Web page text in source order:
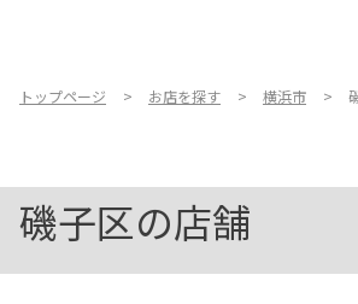
新車を探す
新車購入ガイ
トップページ お店を探す 横浜市
磯子区の店舗
キッズコーナー